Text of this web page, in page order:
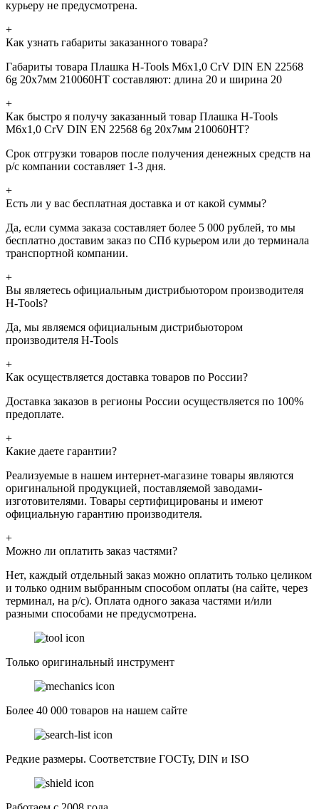
курьеру не предусмотрена.
+
Как узнать габариты заказанного товара?
Габариты товара Плашка H-Tools М6х1,0 CrV DIN EN 22568
6g 20х7мм 210060HT составляют: длина 20 и ширина 20
+
Как быстро я получу заказанный товар Плашка H-Tools
М6х1,0 CrV DIN EN 22568 6g 20х7мм 210060HT?
Срок отгрузки товаров после получения денежных средств на
р/с компании составляет 1-3 дня.
+
Есть ли у вас бесплатная доставка и от какой суммы?
Да, если сумма заказа составляет более 5 000 рублей, то мы
бесплатно доставим заказ по СПб курьером или до терминала
транспортной компании.
+
Вы являетесь официальным дистрибьютором производителя
H-Tools?
Да, мы являемся официальным дистрибьютором
производителя H-Tools
+
Как осуществляется доставка товаров по России?
Доставка заказов в регионы России осуществляется по 100%
предоплате.
+
Какие даете гарантии?
Реализуемые в нашем интернет-магазине товары являются
оригинальной продукцией, поставляемой заводами-
изготовителями. Товары сертифицированы и имеют
официальную гарантию производителя.
+
Можно ли оплатить заказ частями?
Нет, каждый отдельный заказ можно оплатить только целиком
и только одним выбранным способом оплаты (на сайте, через
терминал, на р/с). Оплата одного заказа частями и/или
разными способами не предусмотрена.
Только оригинальный инструмент
Более 40 000 товаров на нашем сайте
Редкие размеры. Соответствие ГОСТу, DIN и ISO